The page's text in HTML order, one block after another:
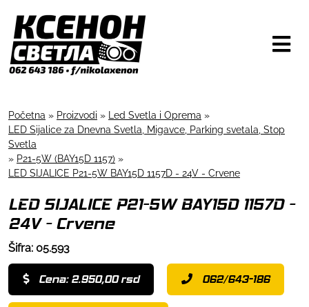
Početna » Proizvodi » Led Svetla i Oprema »
LED Sijalice za Dnevna Svetla, Migavce, Parking svetala, Stop
Svetla
» P21-5W (BAY15D 1157) »
LED SIJALICE P21-5W BAY15D 1157D - 24V - Crvene
LED SIJALICE P21-5W BAY15D 1157D -
24V - Crvene
Šifra: 05.593
Cena: 2.950,00 rsd 062/643-186